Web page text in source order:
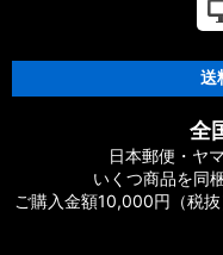
送
全
日本郵便・ヤ
いくつ商品を同
ご購入金額10,000円（税